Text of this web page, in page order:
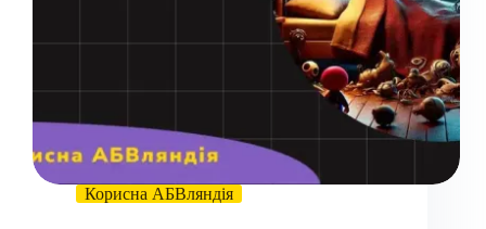
Корисна АБВляндія